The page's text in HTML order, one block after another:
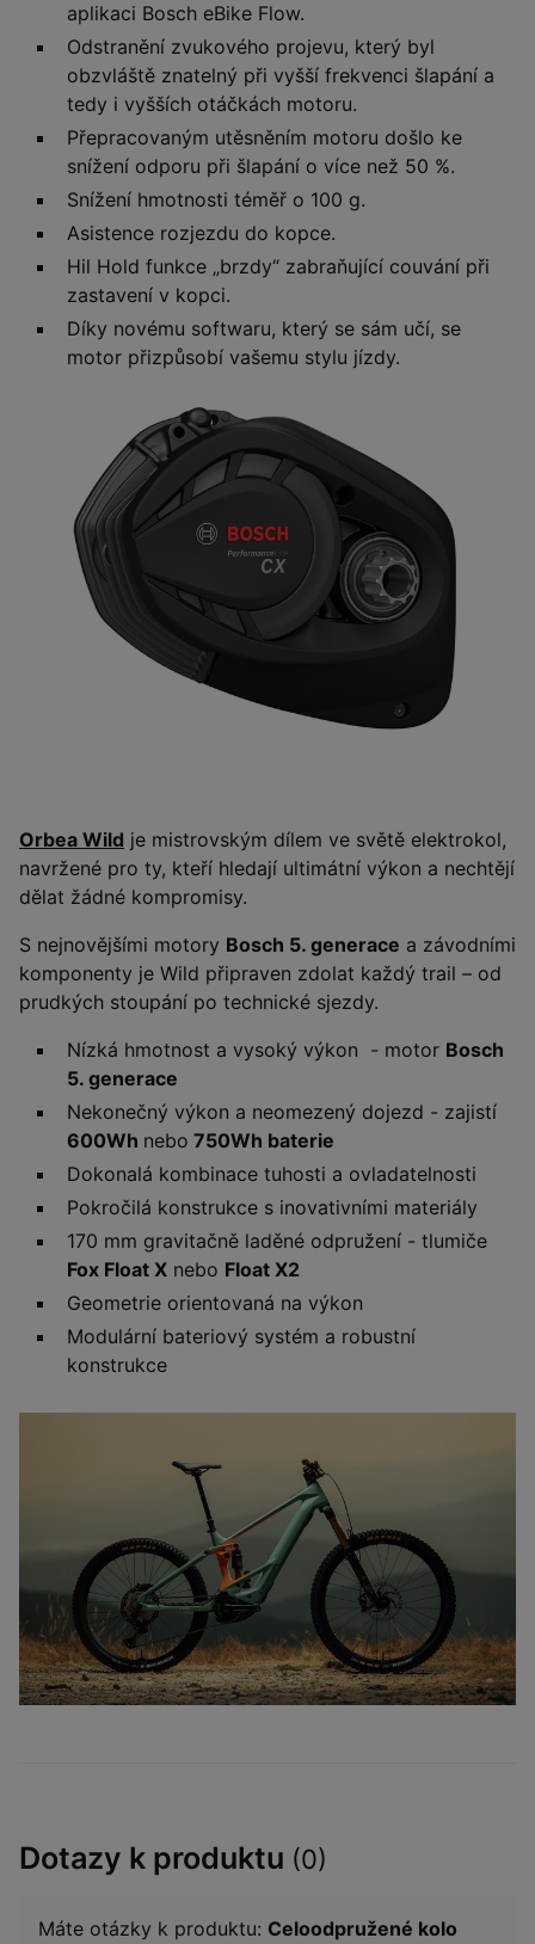
aplikaci Bosch eBike Flow.
Odstranění zvukového projevu, který byl
obzvláště znatelný při vyšší frekvenci šlapání a
tedy i vyšších otáčkách motoru.
Přepracovaným utěsněním motoru došlo ke
snížení odporu při šlapání o více než 50 %.
Snížení hmotnosti téměř o 100 g.
Asistence rozjezdu do kopce.
Hil Hold funkce „brzdy“ zabraňující couvání při
zastavení v kopci.
Díky novému softwaru, který se sám učí, se
motor přizpůsobí vašemu stylu jízdy.
Orbea Wild je mistrovským dílem ve světě elektrokol,
navržené pro ty, kteří hledají ultimátní výkon a nechtějí
dělat žádné kompromisy.
S nejnovějšími motory Bosch 5. generace a závodními
komponenty je Wild připraven zdolat každý trail – od
prudkých stoupání po technické sjezdy.
Nízká hmotnost a vysoký výkon - motor Bosch
5. generace
Nekonečný výkon a neomezený dojezd - zajistí
600Wh nebo 750Wh baterie
Dokonalá kombinace tuhosti a ovladatelnosti
Pokročilá konstrukce s inovativními materiály
170 mm gravitačně laděné odpružení - tlumiče
Fox Float X nebo Float X2
Geometrie orientovaná na výkon
Modulární bateriový systém a robustní
konstrukce
Dotazy k produktu (0)
Máte otázky k produktu: Celoodpružené kolo